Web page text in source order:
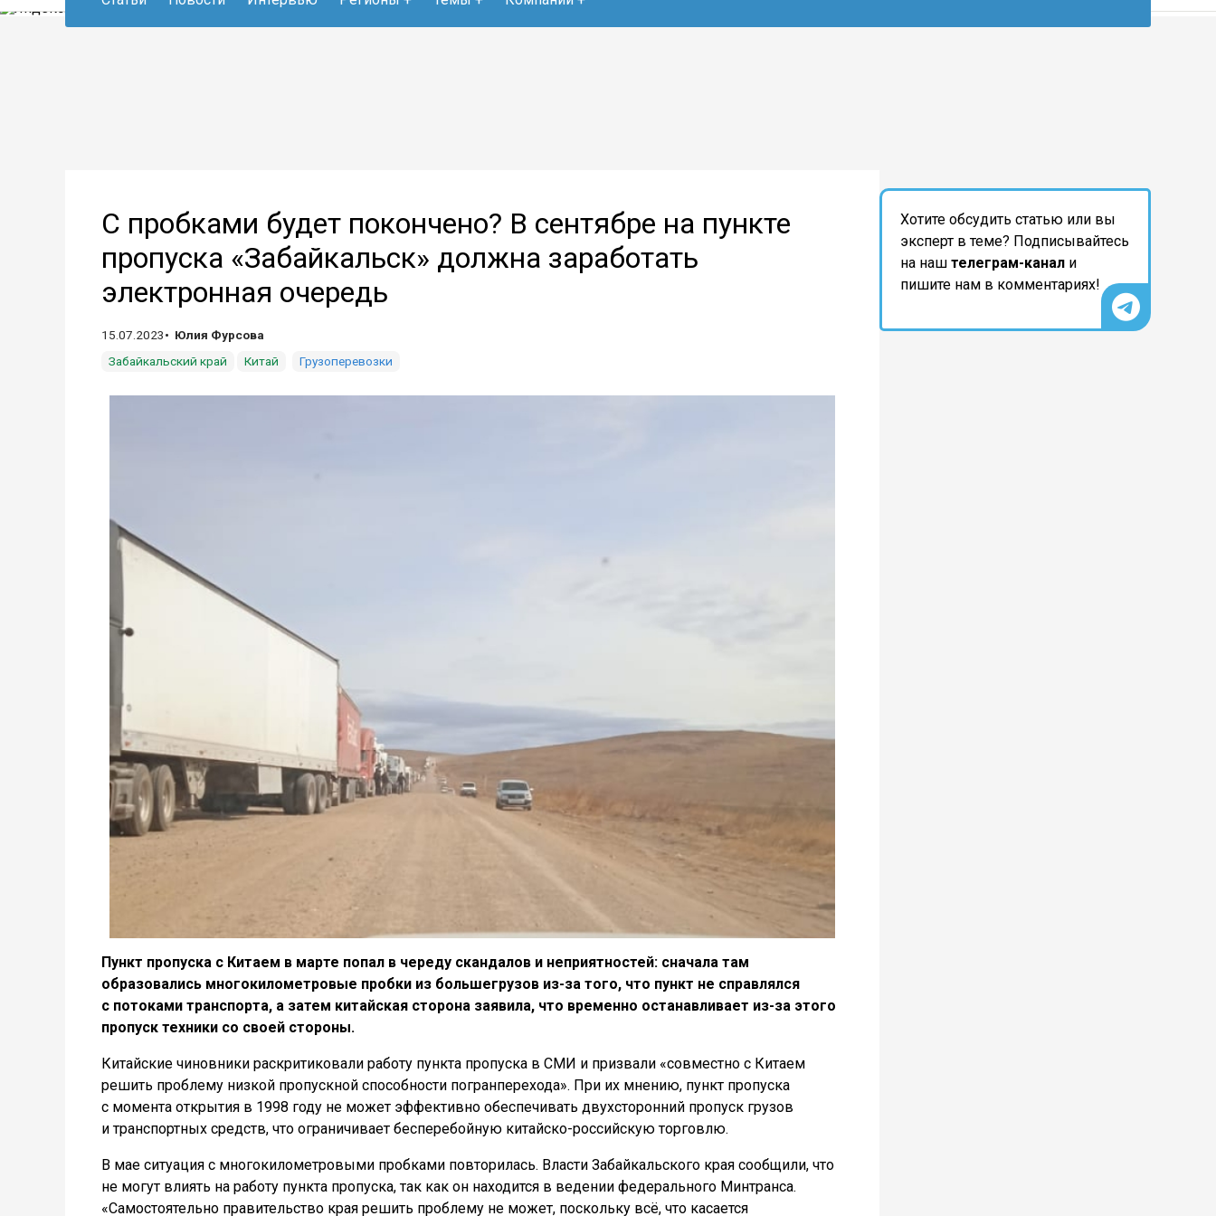
С пробками будет покончено? В сентябре на пункте
пропуска «Забайкальск» должна заработать
электронная очередь
15.07.2023
Юлия Фурсова
Забайкальский край
Китай Грузоперевозки
Пункт пропуска с Китаем в марте попал в череду скандалов и неприятностей: сначала там
образовались многокилометровые пробки из большегрузов из-за того, что пункт не справлялся
с потоками транспорта, а затем китайская сторона заявила, что временно останавливает из-за этого
пропуск техники со своей стороны.
Китайские чиновники раскритиковали работу пункта пропуска в СМИ и призвали «совместно с Китаем
решить проблему низкой пропускной способности погранперехода». При их мнению, пункт пропуска
с момента открытия в 1998 году не может эффективно обеспечивать двухсторонний пропуск грузов
и транспортных средств, что ограничивает бесперебойную китайско-российскую торговлю.
В мае ситуация с многокилометровыми пробками повторилась. Власти Забайкальского края сообщили, что
не могут влиять на работу пункта пропуска, так как он находится в ведении федерального Минтранса.
«Самостоятельно правительство края решить проблему не может, поскольку всё, что касается
Хотите обсудить статью или вы
эксперт в теме? Подписывайтесь
на наш телеграм-канал и
пишите нам в комментариях!